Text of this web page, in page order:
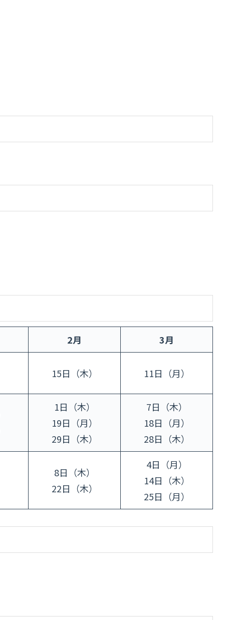
2月 3月
15日（木） 11日（月）
1日（木）
19日（月）
29日（木）
7日（木）
18日（月）
28日（木）
8日（木）
22日（木）
4日（月）
14日（木）
25日（月）